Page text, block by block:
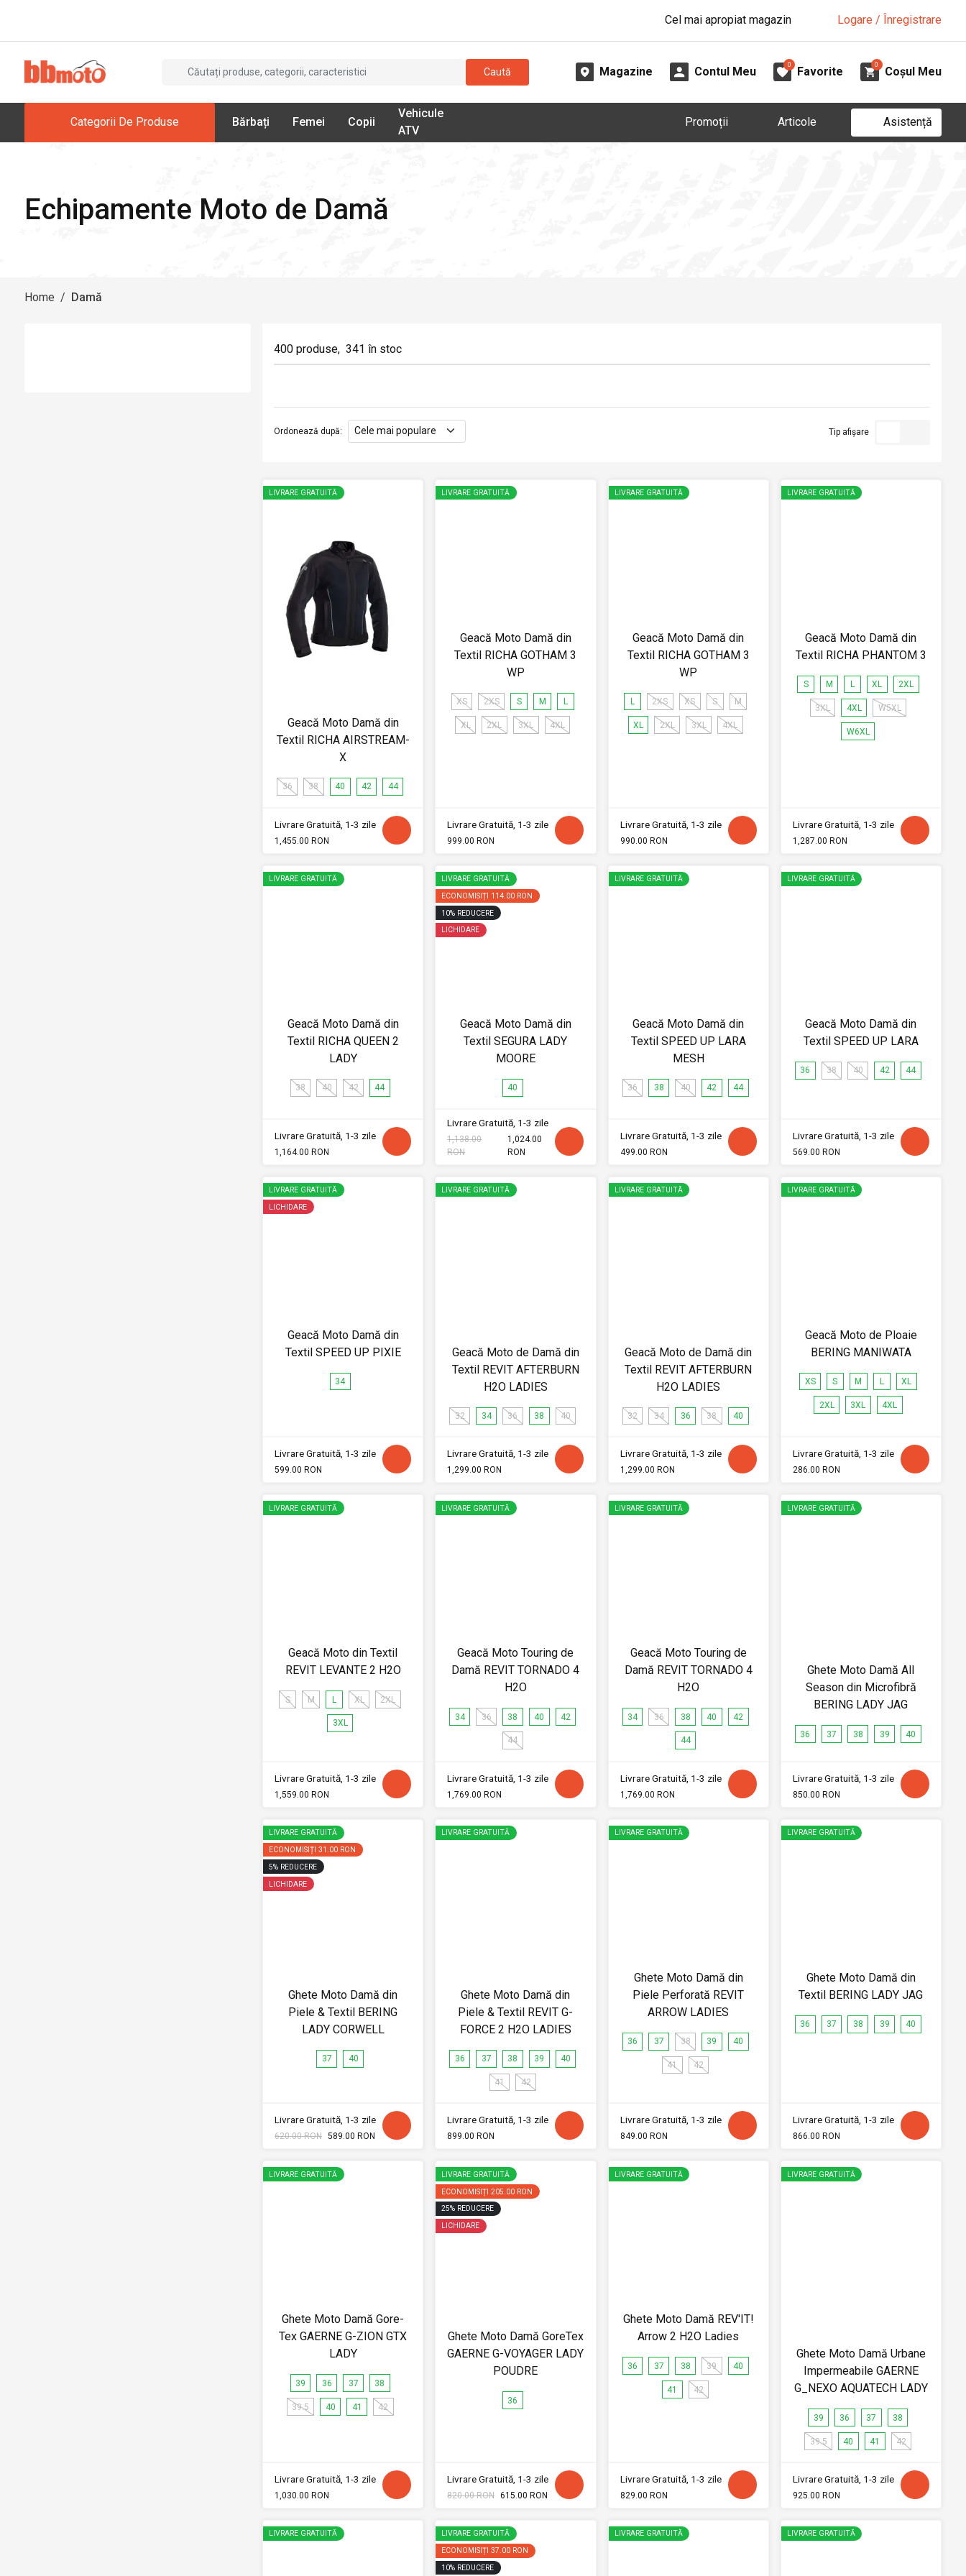
Cel mai apropiat magazin Logare / Înregistrare
Caută Magazine Contul Meu
0
Favorite
0
Coșul Meu
Categorii De Produse Bărbați Femei Copii
Vehicule
ATV
Promoții Articole Asistență
Echipamente Moto de Damă
Home / Damă
400 produse, 341 în stoc
Ordonează după: Tip afișare
LIVRARE GRATUITĂ
Geacă Moto Damă din
Textil RICHA AIRSTREAM-
X
36 38 40 42 44
Livrare Gratuită, 1-3 zile
1,455.00 RON
LIVRARE GRATUITĂ
Geacă Moto Damă din
Textil RICHA GOTHAM 3
WP
XS 2XS S M L
XL 2XL 3XL 4XL
Livrare Gratuită, 1-3 zile
999.00 RON
LIVRARE GRATUITĂ
Geacă Moto Damă din
Textil RICHA GOTHAM 3
WP
L 2XS XS S M
XL 2XL 3XL 4XL
Livrare Gratuită, 1-3 zile
990.00 RON
LIVRARE GRATUITĂ
Geacă Moto Damă din
Textil RICHA PHANTOM 3
S M L XL 2XL
3XL 4XL W5XL
W6XL
Livrare Gratuită, 1-3 zile
1,287.00 RON
LIVRARE GRATUITĂ
Geacă Moto Damă din
Textil RICHA QUEEN 2
LADY
38 40 42 44
Livrare Gratuită, 1-3 zile
1,164.00 RON
LIVRARE GRATUITĂ
ECONOMISIȚI 114.00 RON
10% REDUCERE
LICHIDARE
Geacă Moto Damă din
Textil SEGURA LADY
MOORE
40
Livrare Gratuită, 1-3 zile
1,138.00
RON
1,024.00
RON
LIVRARE GRATUITĂ
Geacă Moto Damă din
Textil SPEED UP LARA
MESH
36 38 40 42 44
Livrare Gratuită, 1-3 zile
499.00 RON
LIVRARE GRATUITĂ
Geacă Moto Damă din
Textil SPEED UP LARA
36 38 40 42 44
Livrare Gratuită, 1-3 zile
569.00 RON
LIVRARE GRATUITĂ
LICHIDARE
Geacă Moto Damă din
Textil SPEED UP PIXIE
34
Livrare Gratuită, 1-3 zile
599.00 RON
LIVRARE GRATUITĂ
Geacă Moto de Damă din
Textil REVIT AFTERBURN
H2O LADIES
32 34 36 38 40
Livrare Gratuită, 1-3 zile
1,299.00 RON
LIVRARE GRATUITĂ
Geacă Moto de Damă din
Textil REVIT AFTERBURN
H2O LADIES
32 34 36 38 40
Livrare Gratuită, 1-3 zile
1,299.00 RON
LIVRARE GRATUITĂ
Geacă Moto de Ploaie
BERING MANIWATA
XS S M L XL
2XL 3XL 4XL
Livrare Gratuită, 1-3 zile
286.00 RON
LIVRARE GRATUITĂ
Geacă Moto din Textil
REVIT LEVANTE 2 H2O
S M L XL 2XL
3XL
Livrare Gratuită, 1-3 zile
1,559.00 RON
LIVRARE GRATUITĂ
Geacă Moto Touring de
Damă REVIT TORNADO 4
H2O
34 36 38 40 42
44
Livrare Gratuită, 1-3 zile
1,769.00 RON
LIVRARE GRATUITĂ
Geacă Moto Touring de
Damă REVIT TORNADO 4
H2O
34 36 38 40 42
44
Livrare Gratuită, 1-3 zile
1,769.00 RON
LIVRARE GRATUITĂ
Ghete Moto Damă All
Season din Microfibră
BERING LADY JAG
36 37 38 39 40
Livrare Gratuită, 1-3 zile
850.00 RON
LIVRARE GRATUITĂ
ECONOMISIȚI 31.00 RON
5% REDUCERE
LICHIDARE
Ghete Moto Damă din
Piele & Textil BERING
LADY CORWELL
37 40
Livrare Gratuită, 1-3 zile
620.00 RON 589.00 RON
LIVRARE GRATUITĂ
Ghete Moto Damă din
Piele & Textil REVIT G-
FORCE 2 H2O LADIES
36 37 38 39 40
41 42
Livrare Gratuită, 1-3 zile
899.00 RON
LIVRARE GRATUITĂ
Ghete Moto Damă din
Piele Perforată REVIT
ARROW LADIES
36 37 38 39 40
41 42
Livrare Gratuită, 1-3 zile
849.00 RON
LIVRARE GRATUITĂ
Ghete Moto Damă din
Textil BERING LADY JAG
36 37 38 39 40
Livrare Gratuită, 1-3 zile
866.00 RON
LIVRARE GRATUITĂ
Ghete Moto Damă Gore-
Tex GAERNE G-ZION GTX
LADY
39 36 37 38
39.5 40 41 42
Livrare Gratuită, 1-3 zile
1,030.00 RON
LIVRARE GRATUITĂ
ECONOMISIȚI 205.00 RON
25% REDUCERE
LICHIDARE
Ghete Moto Damă GoreTex
GAERNE G-VOYAGER LADY
POUDRE
36
Livrare Gratuită, 1-3 zile
820.00 RON 615.00 RON
LIVRARE GRATUITĂ
Ghete Moto Damă REV'IT!
Arrow 2 H2O Ladies
36 37 38 39 40
41 42
Livrare Gratuită, 1-3 zile
829.00 RON
LIVRARE GRATUITĂ
Ghete Moto Damă Urbane
Impermeabile GAERNE
G_NEXO AQUATECH LADY
39 36 37 38
39.5 40 41 42
Livrare Gratuită, 1-3 zile
925.00 RON
LIVRARE GRATUITĂ
LIVRARE GRATUITĂ
ECONOMISIȚI 37.00 RON
10% REDUCERE
LIVRARE GRATUITĂ LIVRARE GRATUITĂ